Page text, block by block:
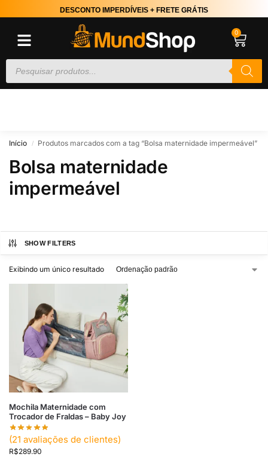
DESCONTO IMPERDÍVEIS + FRETE GRÁTIS
0
Início / Produtos marcados com a tag “Bolsa maternidade impermeável”
Bolsa maternidade
impermeável
SHOW FILTERS
Exibindo um único resultado
Mochila Maternidade com
Trocador de Fraldas – Baby Joy
(21 avaliações de clientes)
R$289.90